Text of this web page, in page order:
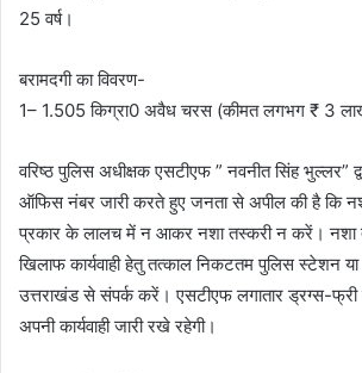
25 वर्ष।
बरामदगी का विवरण-
1– 1.505 किग्रा0 अवैध चरस (कीमत लगभग ₹ 3
वरिष्ठ पुलिस अधीक्षक एसटीएफ ” नवनीत सिंह भुल्लर”
ऑफिस नंबर जारी करते हुए जनता से अपील की है कि
प्रकार के लालच में न आकर नशा तस्करी न करें। नशा
खिलाफ कार्यवाही हेतु तत्काल निकटतम पुलिस स्टेशन
उत्तराखंड से संपर्क करें। एसटीएफ लगातार ड्रग्स-
अपनी कार्यवाही जारी रखे रहेगी।